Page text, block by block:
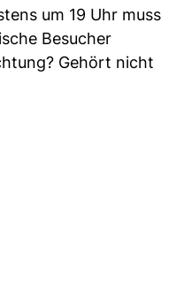
um 19 Uhr muss
Besucher
Gehört nicht